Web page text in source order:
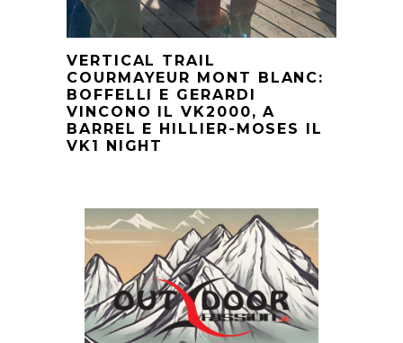
VERTICAL TRAIL
COURMAYEUR MONT BLANC:
BOFFELLI E GERARDI
VINCONO IL VK2000, A
BARREL E HILLIER-MOSES IL
VK1 NIGHT